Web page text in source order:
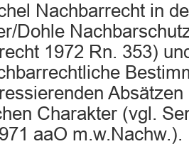
Nachbarrecht in
Dohle
1972 Rn. 353)
Absätzen
Charakter (vgl.
aaO m.w.Nachw.).